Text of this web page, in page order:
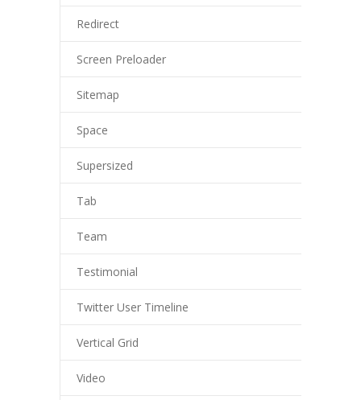
---- Klimaschutz und Nachhaltigkeit
---- Dies und Das
-- Projekte
---- Circus Tausendtraum
-- Schulfeste
---- Schulfest im Schuljahr 2023/2024
OGS & Betreuung
-- OGS
Redirect
Screen Preloader
Sitemap
Space
Supersized
Tab
Team
Testimonial
Twitter User Timeline
Vertical Grid
Video